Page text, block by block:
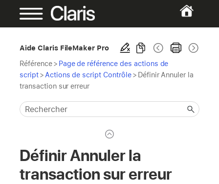
Aide Claris FileMaker Pro
Référence> Page de référence des actions de
script> Actions de script Contrôle> Définir Annuler la
transaction sur erreur
Définir Annuler la
transaction sur erreur